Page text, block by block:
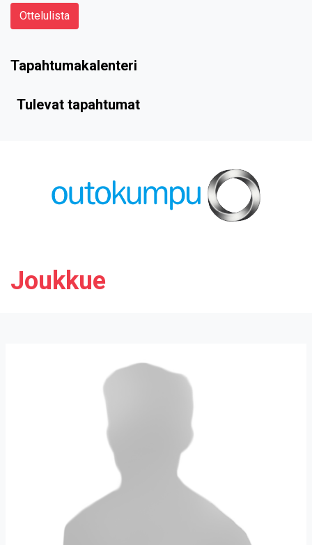
Ottelulista
Tapahtumakalenteri
Tulevat tapahtumat
Joukkue